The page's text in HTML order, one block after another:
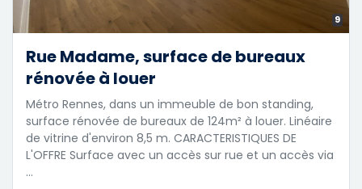
9
Rue Madame, surface de bureaux
rénovée à louer
Métro Rennes, dans un immeuble de bon standing,
surface rénovée de bureaux de 124m² à louer. Linéaire
de vitrine d'environ 8,5 m. CARACTERISTIQUES DE
L'OFFRE Surface avec un accès sur rue et un accès via
…